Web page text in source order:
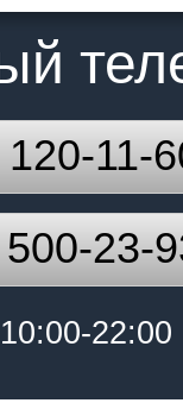
11-
23-
22:00